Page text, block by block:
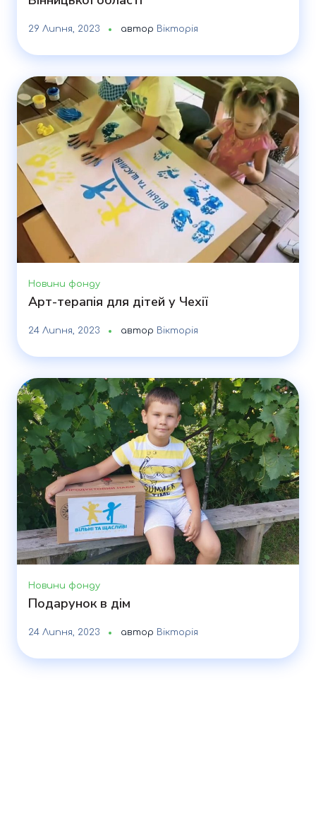
29 Липня, 2023 автор Вікторія
Новини фонду
Арт-терапія для дітей у Чехії
24 Липня, 2023 автор Вікторія
Новини фонду
Подарунок в дім
24 Липня, 2023 автор Вікторія